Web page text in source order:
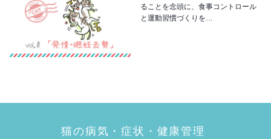
ることを念頭に、食事コントロール
と運動習慣づくりを…
猫の病気・症状・健康管理